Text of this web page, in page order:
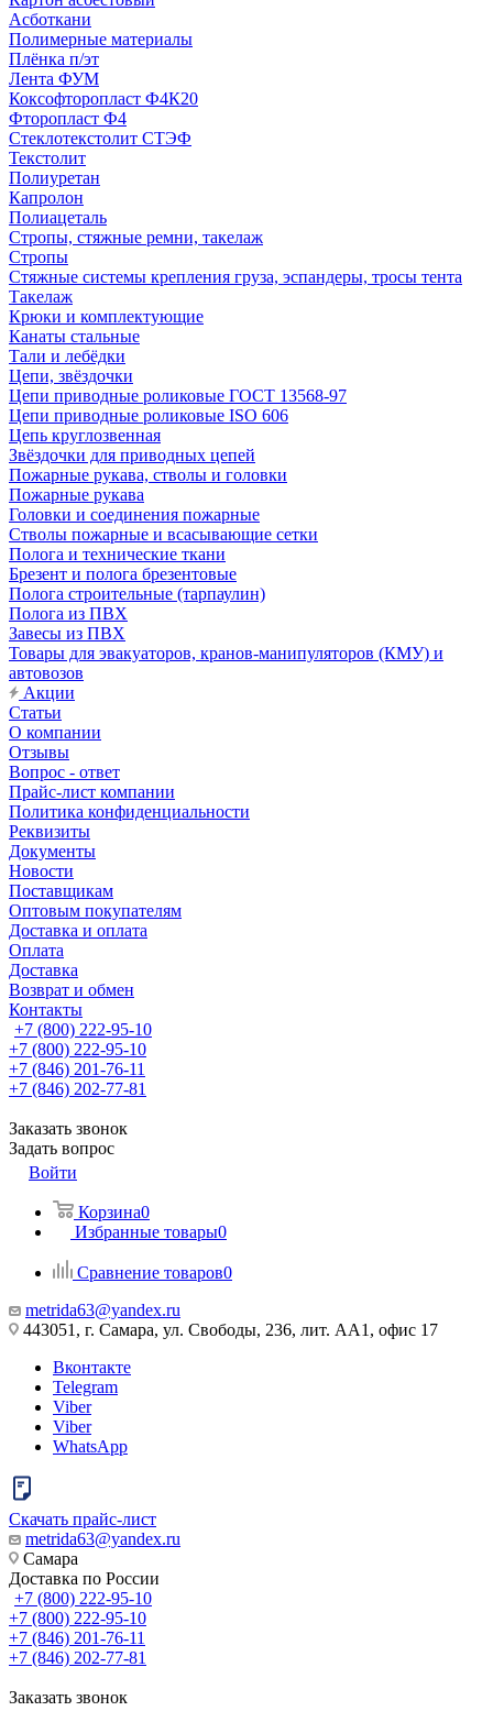
Асботкани
Полимерные материалы
Плёнка п/эт
Лента ФУМ
Коксофторопласт Ф4К20
Фторопласт Ф4
Стеклотекстолит СТЭФ
Текстолит
Полиуретан
Капролон
Полиацеталь
Стропы, стяжные ремни, такелаж
Стропы
Стяжные системы крепления груза, эспандеры, тросы тента
Такелаж
Крюки и комплектующие
Канаты стальные
Тали и лебёдки
Цепи, звёздочки
Цепи приводные роликовые ГОСТ 13568-97
Цепи приводные роликовые ISO 606
Цепь круглозвенная
Звёздочки для приводных цепей
Пожарные рукава, стволы и головки
Пожарные рукава
Головки и соединения пожарные
Стволы пожарные и всасывающие сетки
Полога и технические ткани
Брезент и полога брезентовые
Полога строительные (тарпаулин)
Полога из ПВХ
Завесы из ПВХ
Товары для эвакуаторов, кранов-манипуляторов (КМУ) и
автовозов
Акции
Статьи
О компании
Отзывы
Вопрос - ответ
Прайс-лист компании
Политика конфиденциальности
Реквизиты
Документы
Новости
Поставщикам
Оптовым покупателям
Доставка и оплата
Оплата
Доставка
Возврат и обмен
Контакты
+7 (800) 222-95-10
+7 (800) 222-95-10
+7 (846) 201-76-11
+7 (846) 202-77-81
Заказать звонок
Задать вопрос
Войти
Корзина0
Избранные товары0
Сравнение товаров0
metrida63@yandex.ru
443051, г. Самара, ул. Свободы, 236, лит. АА1, офис 17
Вконтакте
Telegram
Viber
Viber
WhatsApp
Скачать прайс-лист
metrida63@yandex.ru
Самара
Доставка по России
+7 (800) 222-95-10
+7 (800) 222-95-10
+7 (846) 201-76-11
+7 (846) 202-77-81
Заказать звонок